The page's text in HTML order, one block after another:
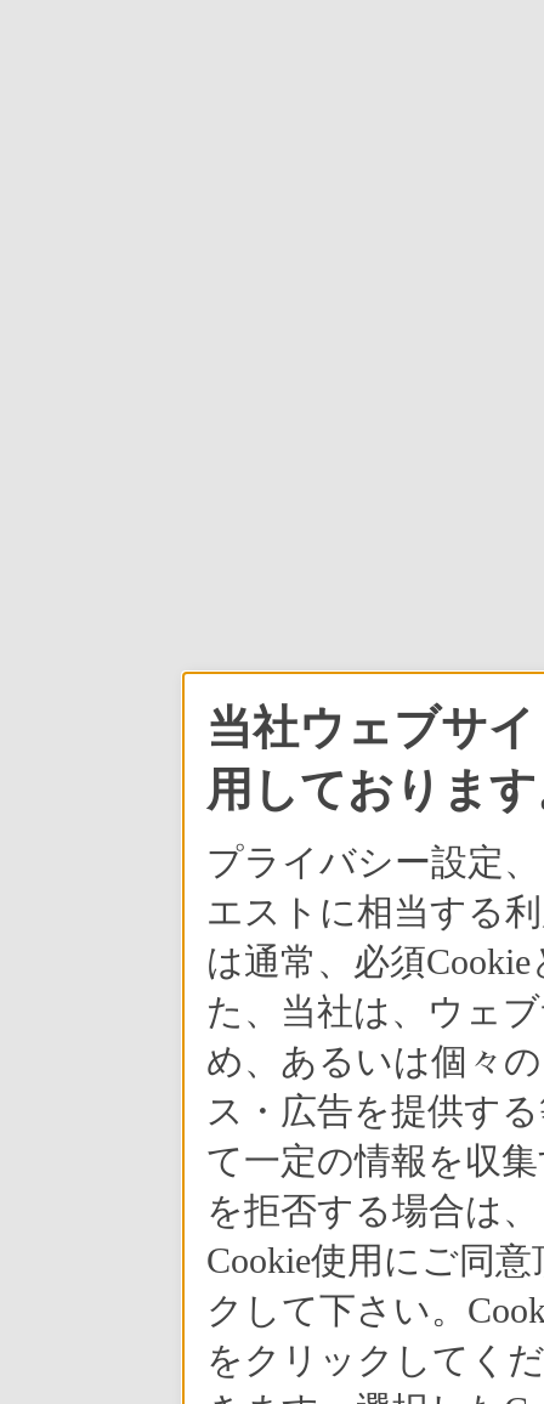
当社ウェブサ
用しておりま
プライバシー設定
エストに相当する
は通常、必須
た、当社は、ウェ
め、あるいは個々
ス・広告を提供す
て一定の情報を収
を拒否する場合は
Cookie使用にご同
クして下さい。
をクリックしてく